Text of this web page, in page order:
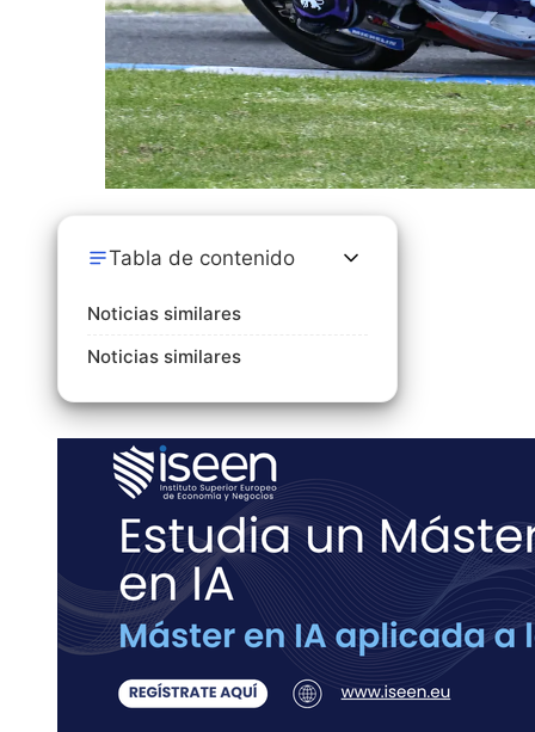
Tabla de contenido
Noticias similares
Noticias similares